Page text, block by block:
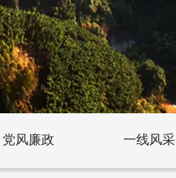
党风廉政 一线风采